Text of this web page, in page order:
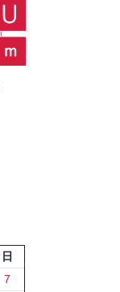
日
7